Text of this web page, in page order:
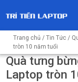
Trang chủ / Tin Tức /
tròn 10 năm tuổi
Quà tưng
Laptop tròn